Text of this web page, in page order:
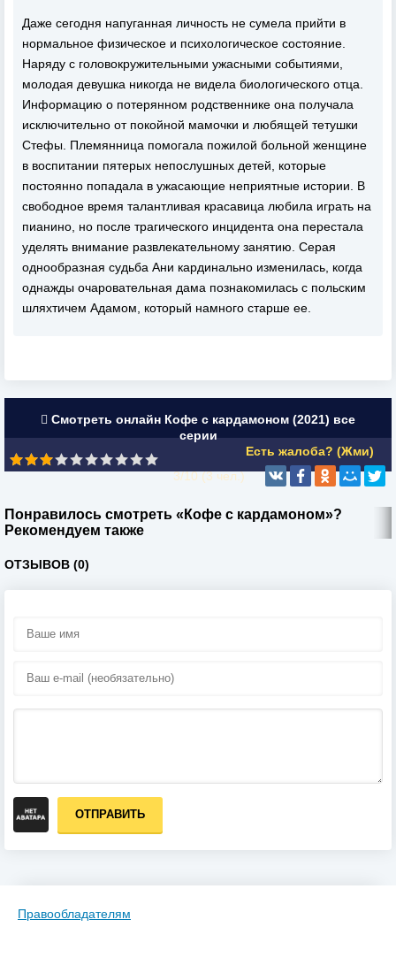
Даже сегодня напуганная личность не сумела прийти в
нормальное физическое и психологическое состояние.
Наряду с головокружительными ужасными событиями,
молодая девушка никогда не видела биологического отца.
Информацию о потерянном родственнике она получала
исключительно от покойной мамочки и любящей тетушки
Стефы. Племянница помогала пожилой больной женщине
в воспитании пятерых непослушных детей, которые
постоянно попадала в ужасающие неприятные истории. В
свободное время талантливая красавица любила играть на
пианино, но после трагического инцидента она перестала
уделять внимание развлекательному занятию. Серая
однообразная судьба Ани кардинально изменилась, когда
однажды очаровательная дама познакомилась с польским
шляхтичем Адамом, который намного старше ее.
Смотреть онлайн Кофе с кардамоном (2021) все
серии
Есть жалоба? (Жми)
3/10 (3чел.)
Понравилось смотреть «Кофе с кардамоном»?
Рекомендуем также
ОТЗЫВОВ (0)
ОТПРАВИТЬ
Правообладателям